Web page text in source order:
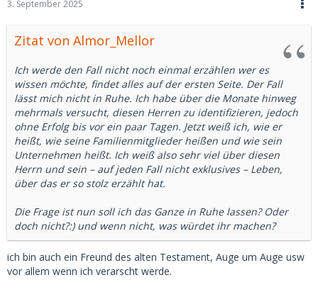
3. September 2025
Zitat von Almor_Mellor
Ich werde den Fall nicht noch einmal erzählen wer es
wissen möchte, findet alles auf der ersten Seite. Der Fall
lässt mich nicht in Ruhe. Ich habe über die Monate hinweg
mehrmals versucht, diesen Herren zu identifizieren, jedoch
ohne Erfolg bis vor ein paar Tagen. Jetzt weiß ich, wie er
heißt, wie seine Familienmitglieder heißen und wie sein
Unternehmen heißt. Ich weiß also sehr viel über diesen
Herrn und sein – auf jeden Fall nicht exklusives – Leben,
über das er so stolz erzählt hat.
Die Frage ist nun soll ich das Ganze in Ruhe lassen? Oder
doch nicht?:) und wenn nicht, was würdet ihr machen?
ich bin auch ein Freund des alten Testament, Auge um Auge usw
vor allem wenn ich verarscht werde.